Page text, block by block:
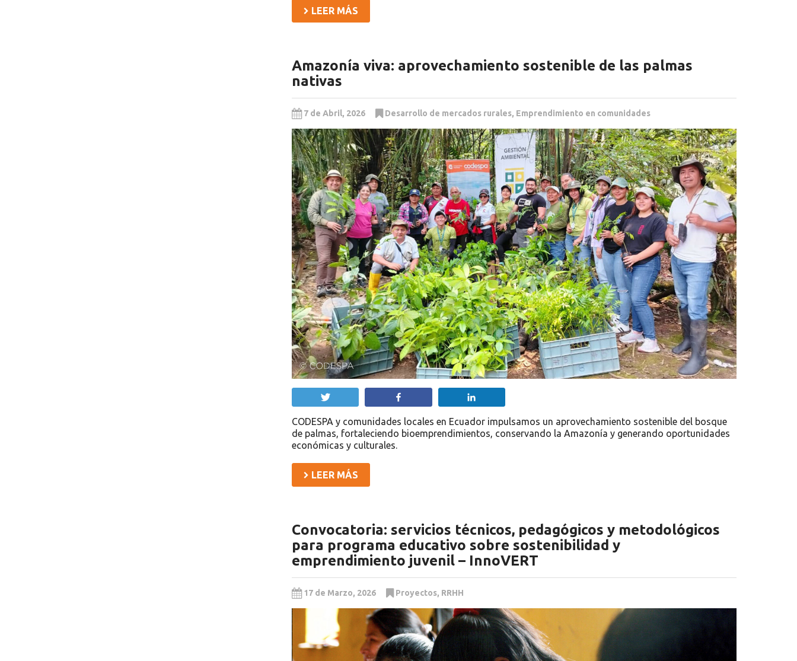
LEER MÁS
Amazonía viva: aprovechamiento sostenible de las palmas
nativas
7 de Abril, 2026 Desarrollo de mercados rurales, Emprendimiento en comunidades
CODESPA y comunidades locales en Ecuador impulsamos un aprovechamiento sostenible del bosque
de palmas, fortaleciendo bioemprendimientos, conservando la Amazonía y generando oportunidades
económicas y culturales.
LEER MÁS
Convocatoria: servicios técnicos, pedagógicos y metodológicos
para programa educativo sobre sostenibilidad y
emprendimiento juvenil – InnoVERT
17 de Marzo, 2026 Proyectos, RRHH